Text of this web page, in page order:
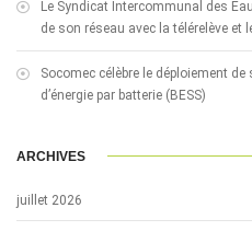
Le Syndicat Intercommunal des
de son réseau avec la télérelève et
Socomec célèbre le déploiement
d’énergie par batterie (BESS)
ARCHIVES
juillet 2026